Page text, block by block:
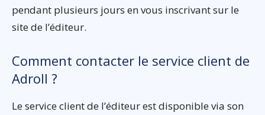
pendant plusieurs jours en vous inscrivant sur le
site de l’éditeur.
Comment contacter le service client de
Adroll ?
Le service client de l’éditeur est disponible via son